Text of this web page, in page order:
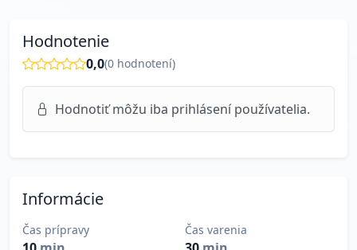
Hodnotenie
0,0(0 hodnotení)
Hodnotiť môžu iba prihlásení používatelia.
Informácie
Čas prípravy Čas varenia